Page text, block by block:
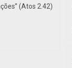
(Atos 2.42)